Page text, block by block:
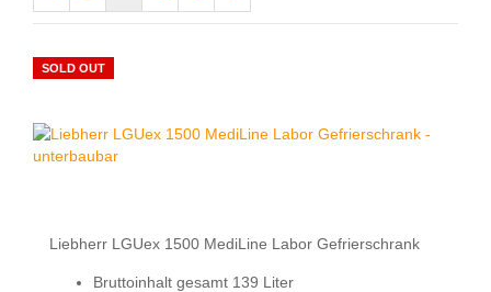
SOLD OUT
Liebherr LGUex 1500 MediLine Labor Gefrierschrank
Bruttoinhalt gesamt 139 Liter